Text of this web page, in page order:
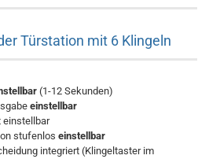
Türstation mit 6 Klingeln
(1-12 Sekunden)
einstellbar
einstellbar
stufenlos einstellbar
integriert (Klingeltaster im